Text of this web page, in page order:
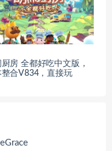
房 全都好吃中文版，
整合V834，直接玩